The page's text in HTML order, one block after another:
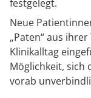
festgelegt.
Neue
„Paten“ aus
Klinikalltag
Möglichkeit, sich
vorab